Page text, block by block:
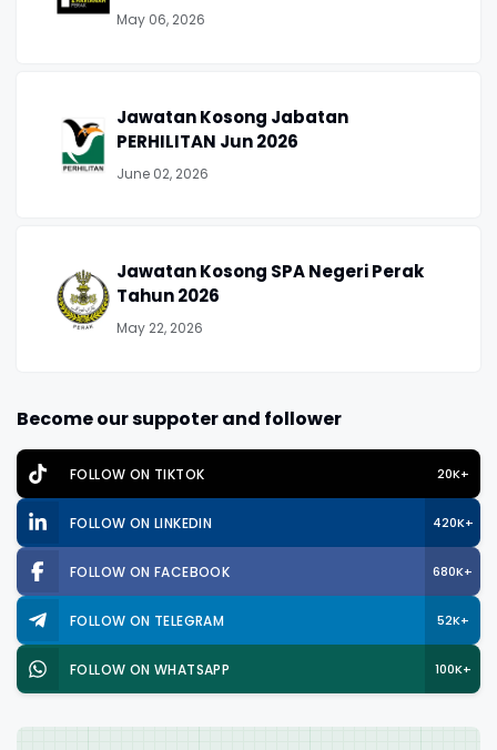
May 06, 2026
Jawatan Kosong Jabatan
PERHILITAN Jun 2026
June 02, 2026
Jawatan Kosong SPA Negeri Perak
Tahun 2026
May 22, 2026
Become our suppoter and follower
FOLLOW ON TIKTOK 20K+
FOLLOW ON LINKEDIN 420K+
FOLLOW ON FACEBOOK 680K+
FOLLOW ON TELEGRAM 52K+
FOLLOW ON WHATSAPP 100K+